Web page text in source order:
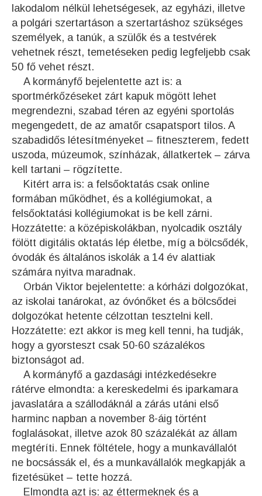
lakodalom nélkül lehetségesek, az egyházi, illetve
a polgári szertartáson a szertartáshoz szükséges
személyek, a tanúk, a szülők és a testvérek
vehetnek részt, temetéseken pedig legfeljebb csak
50 fő vehet részt.
A kormányfő bejelentette azt is: a
sportmérkőzéseket zárt kapuk mögött lehet
megrendezni, szabad téren az egyéni sportolás
megengedett, de az amatőr csapatsport tilos. A
szabadidős létesítményeket – fitneszterem, fedett
uszoda, múzeumok, színházak, állatkertek – zárva
kell tartani – rögzítette.
Kitért arra is: a felsőoktatás csak online
formában működhet, és a kollégiumokat, a
felsőoktatási kollégiumokat is be kell zárni.
Hozzátette: a középiskolákban, nyolcadik osztály
fölött digitális oktatás lép életbe, míg a bölcsődék,
óvodák és általános iskolák a 14 év alattiak
számára nyitva maradnak.
Orbán Viktor bejelentette: a kórházi dolgozókat,
az iskolai tanárokat, az óvónőket és a bölcsődei
dolgozókat hetente célzottan tesztelni kell.
Hozzátette: ezt akkor is meg kell tenni, ha tudják,
hogy a gyorsteszt csak 50-60 százalékos
biztonságot ad.
A kormányfő a gazdasági intézkedésekre
rátérve elmondta: a kereskedelmi és iparkamara
javaslatára a szállodáknál a zárás utáni első
harminc napban a november 8-áig történt
foglalásokat, illetve azok 80 százalékát az állam
megtéríti. Ennek föltétele, hogy a munkavállalót
ne bocsássák el, és a munkavállalók megkapják a
fizetésüket – tette hozzá.
Elmondta azt is: az éttermeknek és a